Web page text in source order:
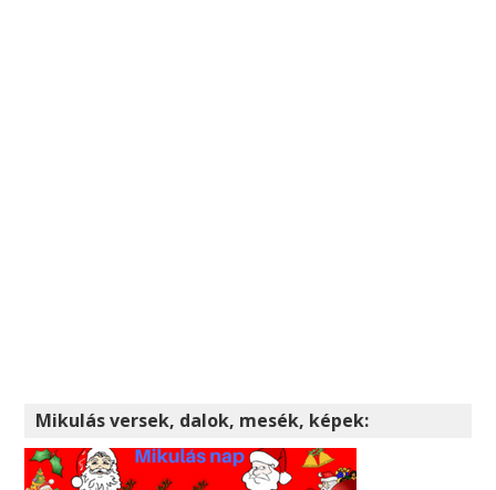
Mikulás versek, dalok, mesék, képek: